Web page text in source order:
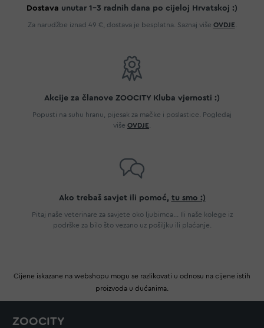
Dostava unutar 1-3 radnih dana po cijeloj Hrvatskoj :)
Za narudžbe iznad 49 €, dostava je besplatna. Saznaj više OVDJE
Akcije za članove ZOOCITY Kluba vjernosti :)
Popusti na suhu hranu, pijesak za mačke i poslastice. Pogledaj
više OVDJE
Ako trebaš savjet ili pomoć, tu smo :)
Pitaj naše veterinare za savjete oko ljubimca... Ili naše kolege iz
podrške za bilo što vezano uz pošiljku ili plaćanje.
Cijene iskazane na webshopu mogu se razlikovati u odnosu na cijene istih
proizvoda u dućanima.
ZOOCITY